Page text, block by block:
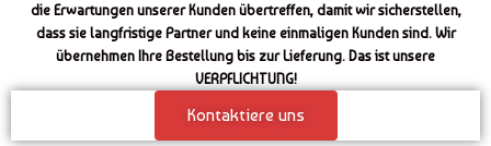
die Erwartungen unserer Kunden übertreffen, damit wir sicherstellen,
dass sie langfristige Partner und keine einmaligen Kunden sind. Wir
übernehmen Ihre Bestellung bis zur Lieferung. Das ist unsere
VERPFLICHTUNG!​
Kontaktiere uns